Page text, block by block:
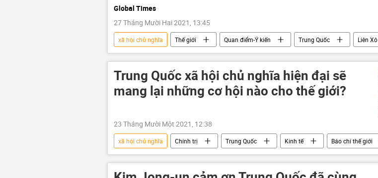
Global Times
27 Tháng Mười Hai 2021, 13:45
xã hội chủ nghĩa Thế giới Quan điểm-Ý kiến Trung Quốc
Liên Xô
Báo chí thế giới
Trung Quốc xã hội chủ nghĩa hiện đại sẽ
mang lại những cơ hội nào cho thế giới?
23 Tháng Mười Một 2021, 12:38
xã hội chủ nghĩa Chính trị Trung Quốc Kinh tế Báo chí thế giới